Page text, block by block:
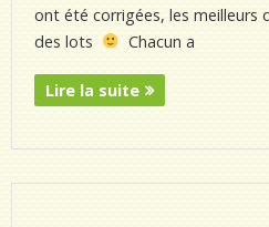
ont été corrigées, les meilleurs
des lots
Chacun a
Lire la suite